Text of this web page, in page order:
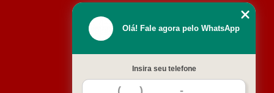
Contato
Olá! Fale agora pelo WhatsApp
Insira seu telefone